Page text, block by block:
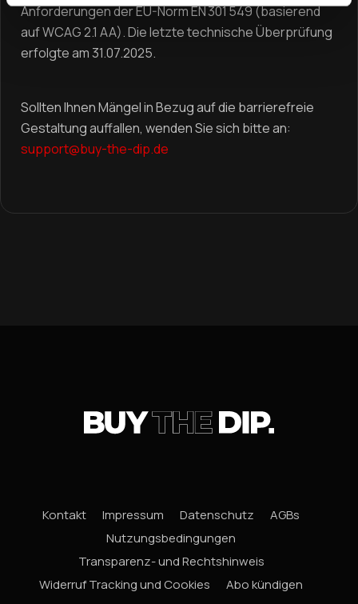
Anforderungen der EU-Norm EN 301 549 (basierend
auf WCAG 2.1 AA). Die letzte technische Überprüfung
erfolgte am 31.07.2025.
Sollten Ihnen Mängel in Bezug auf die barrierefreie
Gestaltung auffallen, wenden Sie sich bitte an:
support@buy-the-dip.de
Kontakt Impressum Datenschutz
AGBs
Nutzungsbedingungen
Transparenz- und Rechtshinweis
Widerruf Tracking und Cookies
Abo kündigen